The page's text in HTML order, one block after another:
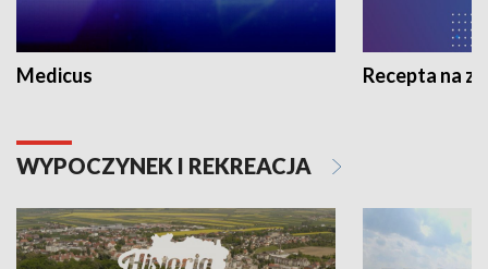
Medicus Recepta na
WYPOCZYNEK I REKREACJA